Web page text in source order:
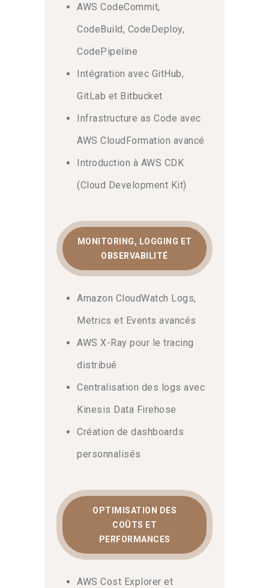
AWS CodeCommit,
CodeBuild, CodeDeploy,
CodePipeline
Intégration avec GitHub,
GitLab et Bitbucket
Infrastructure as Code avec
AWS CloudFormation avancé
Introduction à AWS CDK
(Cloud Development Kit)
MONITORING, LOGGING ET
OBSERVABILITÉ
Amazon CloudWatch Logs,
Metrics et Events avancés
AWS X-Ray pour le tracing
distribué
Centralisation des logs avec
Kinesis Data Firehose
Création de dashboards
personnalisés
OPTIMISATION DES
COÛTS ET
PERFORMANCES
AWS Cost Explorer et